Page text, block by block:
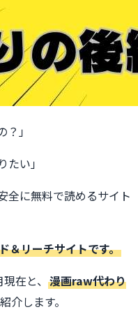
」
たい」
全に無料で読めるサイト
＆リーチサイトです。
在と、 漫画raw代わり
介します。